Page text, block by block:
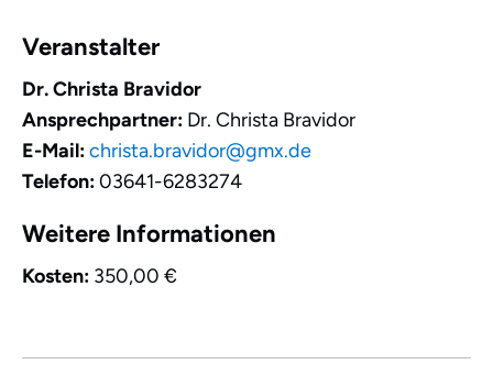
Veranstalter
Dr. Christa Bravidor
Ansprechpartner: Dr. Christa Bravidor
E-Mail:christa.bravidor@gmx.de
Telefon:03641-6283274
Weitere Informationen
Kosten: 350,00 €